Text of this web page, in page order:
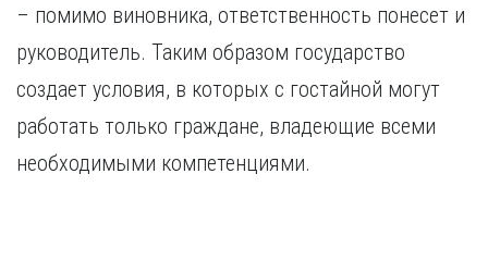
Махачкала
Набережные Челны
Нижний Новгород
Нижний Тагил
Чита
Я
Ярославль
– помимо виновника, ответственность понесет и
руководитель. Таким образом государство
создает условия, в которых с гостайной могут
работать только граждане, владеющие всеми
необходимыми компетенциями.